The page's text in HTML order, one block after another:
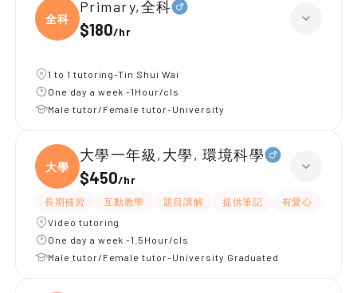
全科
Primary,全科
$180/hr
1 to 1 tutoring-Tin Shui Wai
One day a week -1Hour/cls
Male tutor/Female tutor-University
大學
大學一年級,大學, 環境科學
$450/hr
長期補習 互動教學 題目講解 提供筆記 有愛心
Video tutoring
One day a week -1.5Hour/cls
Male tutor/Female tutor-University Graduated